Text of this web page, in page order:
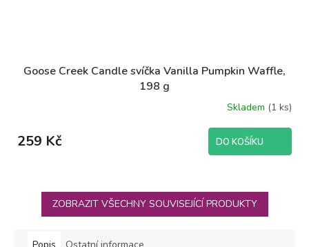
Goose Creek Candle svíčka Vanilla Pumpkin Waffle,
198 g
Skladem (1 ks)
259 Kč DO KOŠÍKU
ZOBRAZIT VŠECHNY SOUVISEJÍCÍ PRODUKTY
Popis Ostatní informace